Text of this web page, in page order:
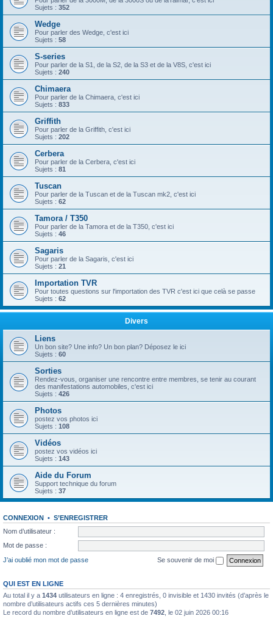
Sujets : 352
Wedge
Pour parler des Wedge, c'est ici
Sujets : 58
S-series
Pour parler de la S1, de la S2, de la S3 et de la V8S, c'est ici
Sujets : 240
Chimaera
Pour parler de la Chimaera, c'est ici
Sujets : 833
Griffith
Pour parler de la Griffith, c'est ici
Sujets : 202
Cerbera
Pour parler de la Cerbera, c'est ici
Sujets : 81
Tuscan
Pour parler de la Tuscan et de la Tuscan mk2, c'est ici
Sujets : 62
Tamora / T350
Pour parler de la Tamora et de la T350, c'est ici
Sujets : 46
Sagaris
Pour parler de la Sagaris, c'est ici
Sujets : 21
Importation TVR
Pour toutes questions sur l'importation des TVR c'est ici que celà se passe
Sujets : 62
Divers
Liens
Un bon site? Une info? Un bon plan? Déposez le ici
Sujets : 60
Sorties
Rendez-vous, organiser une rencontre entre membres, se tenir au courant
des manifestations automobiles, c'est ici
Sujets : 426
Photos
postez vos photos ici
Sujets : 108
Vidéos
postez vos vidéos ici
Sujets : 143
Aide du Forum
Support technique du forum
Sujets : 37
CONNEXION • S’ENREGISTRER
Nom d’utilisateur :
Mot de passe :
J’ai oublié mon mot de passe
Se souvenir de moi
QUI EST EN LIGNE
Au total il y a 1434 utilisateurs en ligne : 4 enregistrés, 0 invisible et 1430 invités (d’après le
nombre d’utilisateurs actifs ces 5 dernières minutes)
Le record du nombre d’utilisateurs en ligne est de 7492 , le 02 juin 2026 00:16